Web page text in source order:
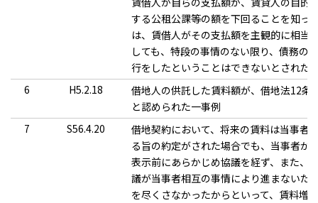
する公租公課等の額を下回ることを知っ
は、賃借人がその支払額を主観的に相当
しても、特段の事情のない限り、債務の
行をしたということはできないとされた
6
H5.2.18
借地人の供託した賃料額が、借地法12条
と認められた一事例
7
S56.4.20
借地契約において、将来の賃料は当事者
る旨の約定がされた場合でも、当事者が
表示前にあらかじめ協議を経ず、また、
議が当事者相互の事情により進まないた
を尽くさなかったからといって、賃料増